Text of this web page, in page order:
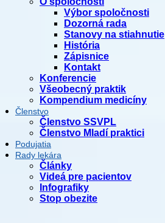
Výbor spoločnosti
Dozorná rada
Stanovy na stiahnutie
História
Zápisnice
Kontakt
Konferencie
Všeobecný praktik
Kompendium medicíny
Členstvo
Členstvo SSVPL
Členstvo Mladí praktici
Podujatia
Rady lekára
Články
Videá pre pacientov
Infografiky
Stop obezite